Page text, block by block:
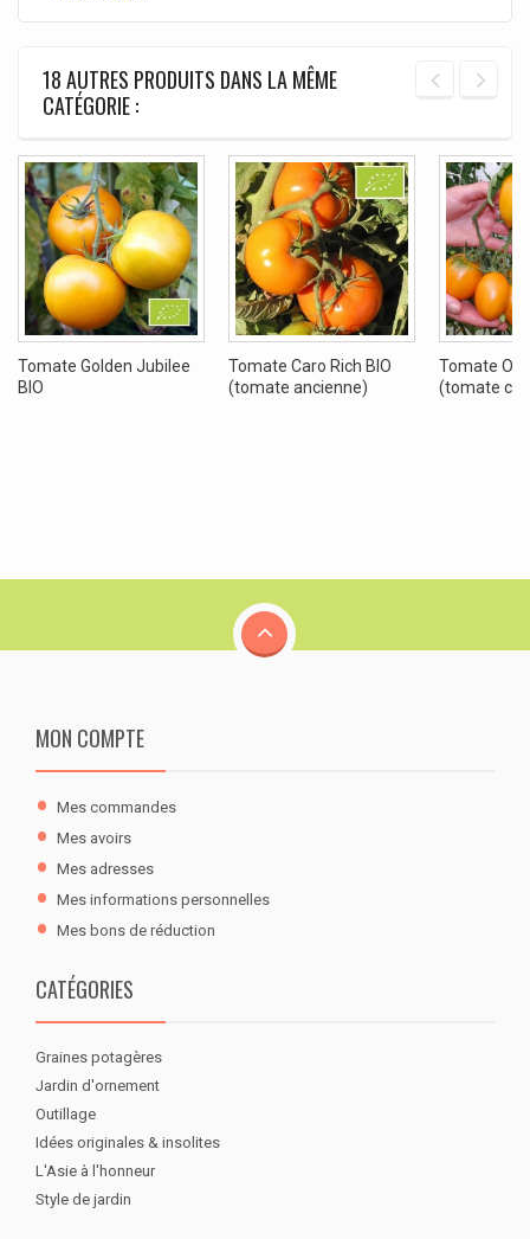
18 AUTRES PRODUITS DANS LA MÊME
CATÉGORIE :
Tomate Golden Jubilee
BIO
Tomate Caro Rich BIO
(tomate ancienne)
Tomate
(tomate
MON COMPTE
Mes commandes
Mes avoirs
Mes adresses
Mes informations personnelles
Mes bons de réduction
CATÉGORIES
Graines potagères
Jardin d'ornement
Outillage
Idées originales & insolites
L'Asie à l'honneur
Style de jardin